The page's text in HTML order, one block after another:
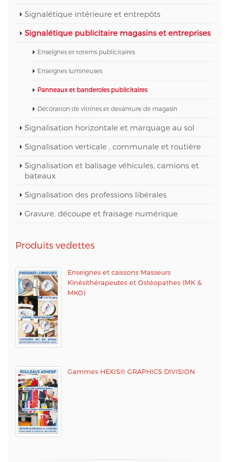
Signalétique intérieure et entrepôts
Signalétique publicitaire magasins et entreprises
Enseignes et totems publicitaires
Enseignes lumineuses
Panneaux et banderoles publicitaires
Décoration de vitrines et devanture de magasin
Signalisation horizontale et marquage au sol
Signalisation verticale , communale et routière
Signalisation et balisage véhicules, camions et
bateaux
Signalisation des professions libérales
Gravure, découpe et fraisage numérique
Produits vedettes
Enseignes et caissons Masseurs
Kinésithérapeutes et Ostéopathes (MK &
MKO)
Gammes HEXIS® GRAPHICS DIVISION